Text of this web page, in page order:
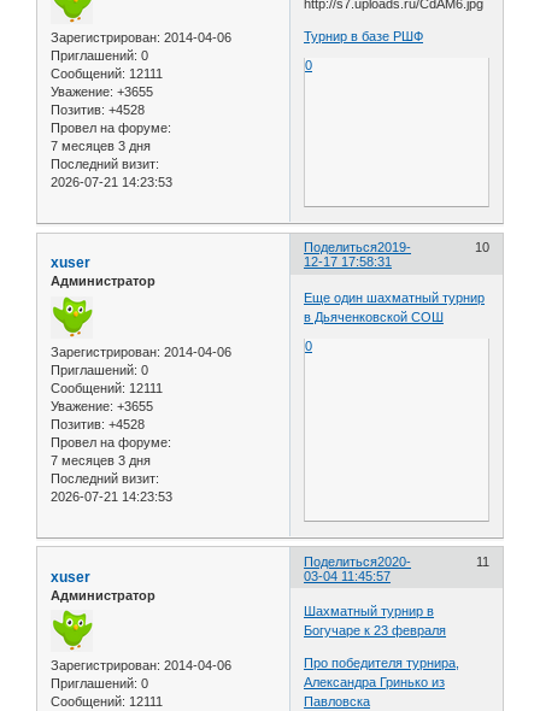
Зарегистрирован: 2014-04-06
Приглашений: 0
Сообщений: 12111
Уважение: +3655
Позитив: +4528
Провел на форуме:
7 месяцев 3 дня
Последний визит:
2026-07-21 14:23:53
Турнир в базе РШФ
0
Поделиться 10
2019-
12-17 17:58:31
xuser
Администратор
Зарегистрирован: 2014-04-06
Приглашений: 0
Сообщений: 12111
Уважение: +3655
Позитив: +4528
Провел на форуме:
7 месяцев 3 дня
Последний визит:
2026-07-21 14:23:53
Еще один шахматный турнир
в Дьяченковской СОШ
0
Поделиться 11
2020-
03-04 11:45:57
xuser
Администратор
Зарегистрирован: 2014-04-06
Приглашений: 0
Сообщений: 12111
Шахматный турнир в
Богучаре к 23 февраля
Про победителя турнира,
Александра Гринько из
Павловска